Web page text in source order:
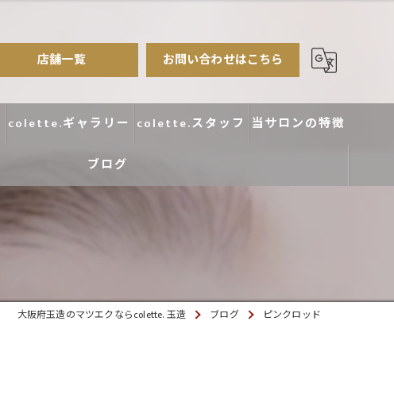
店舗一覧 お問い合わせはこちら
colette.ギャラリー colette.スタッフ 当サロンの特徴
ブログ
大阪府玉造のマツエクならcolette. 玉造 ブログ ピンクロッド